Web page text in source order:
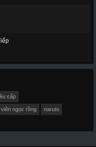
cấp
viên ngọc rồng naruto